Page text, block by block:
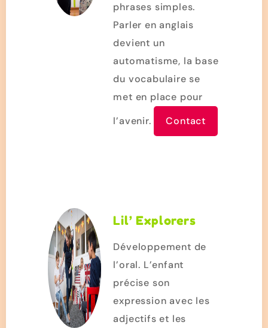
phrases simples.
Parler en anglais
devient un
automatisme, la base
du vocabulaire se
met en place pour
l’avenir.
Contact
Lil’ Explorers
Développement de
l’oral. L’enfant
précise son
expression avec les
adjectifs et les